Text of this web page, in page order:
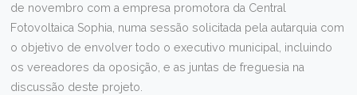
de novembro com a empresa promotora da Central
Fotovoltaica Sophia, numa sessão solicitada pela autarquia com
o objetivo de envolver todo o executivo municipal, incluindo
os vereadores da oposição, e as juntas de freguesia na
discussão deste projeto.